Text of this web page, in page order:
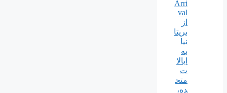
Arri
val
از
بریتا
نیا
به
ایالا
ت
متح
ده،